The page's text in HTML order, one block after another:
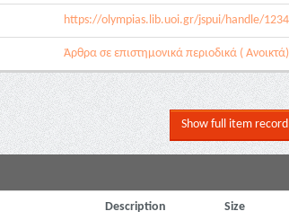
https://olympias.lib.uoi.gr/jspui/handle/
Άρθρα σε επιστημονικά περιοδικά (
Show full item record
Description Size